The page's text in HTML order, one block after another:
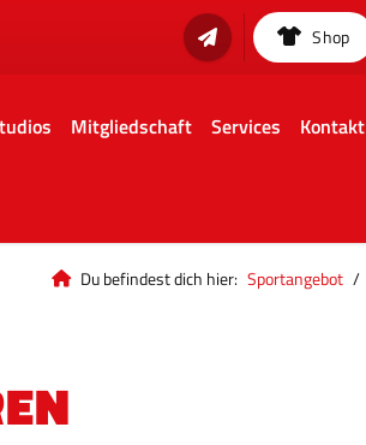
Shop
Mitgliedschaft Services Kontakt
Du befindest dich hier: Sportangebot